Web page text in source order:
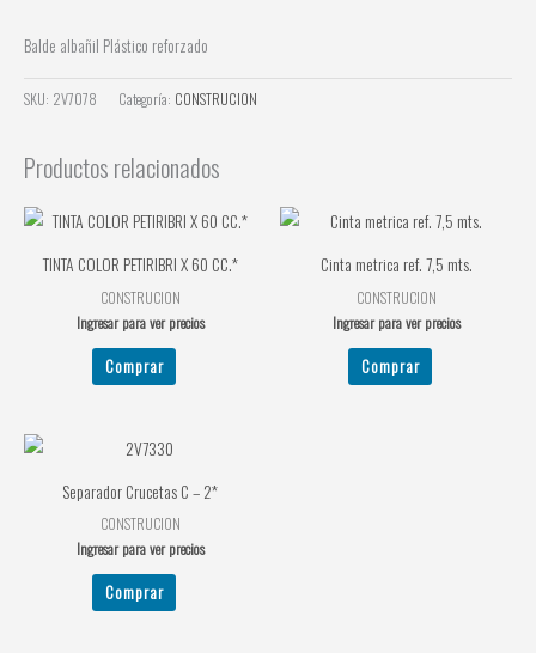
Balde albañil Plástico reforzado
SKU: 2V7078 Categoría: CONSTRUCION
Productos relacionados
TINTA COLOR PETIRIBRI X 60 CC.*
CONSTRUCION
Ingresar para ver precios
Comprar
Cinta metrica ref. 7,5 mts.
CONSTRUCION
Ingresar para ver precios
Comprar
Separador Crucetas C – 2*
CONSTRUCION
Ingresar para ver precios
Comprar